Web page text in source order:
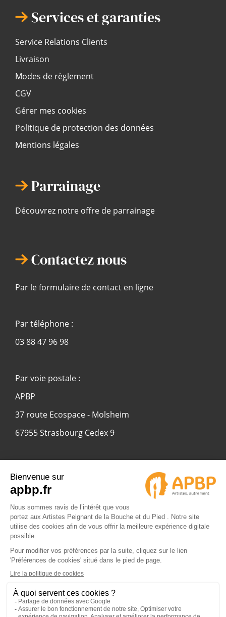
Services et garanties
Service Relations Clients
Livraison
Modes de règlement
CGV
Gérer mes cookies
Politique de protection des données
Mentions légales
Parrainage
Découvrez notre offre de parrainage
Contactez nous
Par le formulaire de contact en ligne
Par téléphone :
03 88 47 96 98
Par voie postale :
APBP
37 route Ecospace - Molsheim
67955 Strasbourg Cedex 9